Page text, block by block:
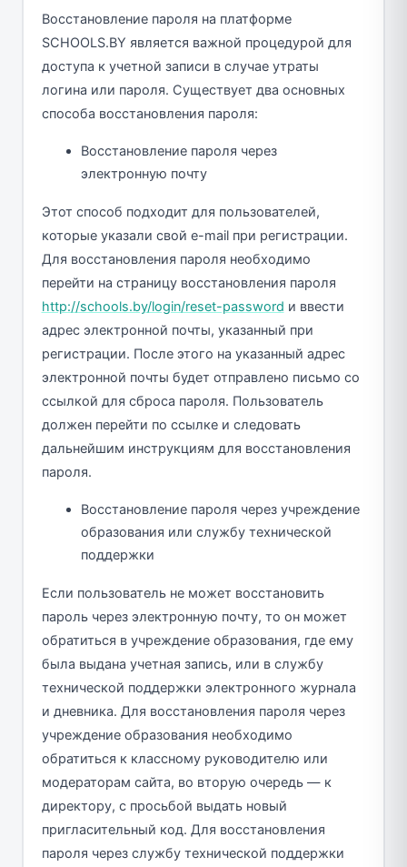
Восстановление пароля на платформе
SCHOOLS.BY является важной процедурой для
доступа к учетной записи в случае утраты
логина или пароля. Существует два основных
способа восстановления пароля:
Восстановление пароля через
электронную почту
Этот способ подходит для пользователей,
которые указали свой e-mail при регистрации.
Для восстановления пароля необходимо
перейти на страницу восстановления пароля
http://schools.by/login/reset-password и ввести
адрес электронной почты, указанный при
регистрации. После этого на указанный адрес
электронной почты будет отправлено письмо со
ссылкой для сброса пароля. Пользователь
должен перейти по ссылке и следовать
дальнейшим инструкциям для восстановления
пароля.
Восстановление пароля через учреждение
образования или службу технической
поддержки
Если пользователь не может восстановить
пароль через электронную почту, то он может
обратиться в учреждение образования, где ему
была выдана учетная запись, или в службу
технической поддержки электронного журнала
и дневника. Для восстановления пароля через
учреждение образования необходимо
обратиться к классному руководителю или
модераторам сайта, во вторую очередь — к
директору, с просьбой выдать новый
пригласительный код. Для восстановления
пароля через службу технической поддержки